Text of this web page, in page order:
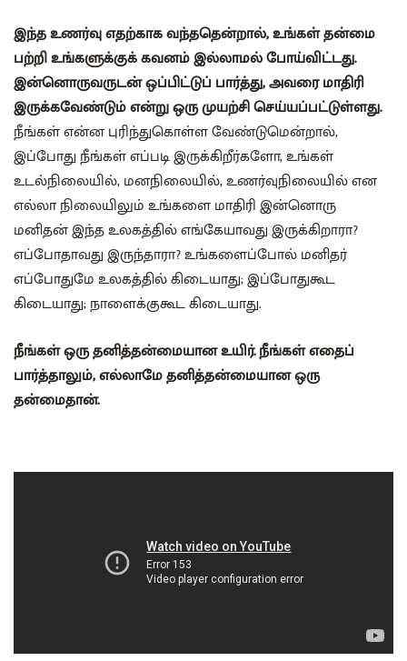
இந்த உணர்வு எதற்காக வந்ததென்றால், உங்கள் தன்மை
பற்றி உங்களுக்குக் கவனம் இல்லாமல் போய்விட்டது.
இன்னொருவருடன் ஒப்பிட்டுப் பார்த்து, அவரை மாதிரி
இருக்கவேண்டும் என்று ஒரு முயற்சி செய்யப்பட்டுள்ளது.
நீங்கள் என்ன புரிந்துகொள்ள வேண்டுமென்றால்,
இப்போது நீங்கள் எப்படி இருக்கிறீர்களோ, உங்கள்
உடல்நிலையில், மனநிலையில், உணர்வுநிலையில் என
எல்லா நிலையிலும் உங்களை மாதிரி இன்னொரு
மனிதன் இந்த உலகத்தில் எங்கேயாவது இருக்கிறாரா?
எப்போதாவது இருந்தாரா? உங்களைப்போல் மனிதர்
எப்போதுமே உலகத்தில் கிடையாது; இப்போதுகூட
கிடையாது; நாளைக்குகூட கிடையாது.
நீங்கள் ஒரு தனித்தன்மையான உயிர். நீங்கள் எதைப்
பார்த்தாலும், எல்லாமே தனித்தன்மையான ஒரு
தன்மைதான்.